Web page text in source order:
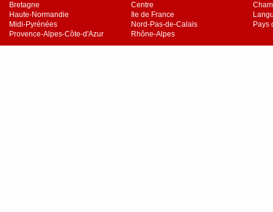
Bretagne
Centre
Haute-Normandie
Ile de France
Midi-Pyrénées
Nord-Pas-de-Calais
Pays
Provence-Alpes-Côte-d'Azur
Rhône-Alpes